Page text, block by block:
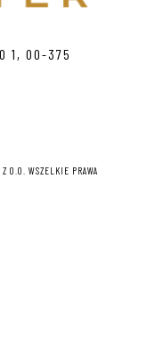
1, 00-375
O.O. WSZELKIE PRAWA